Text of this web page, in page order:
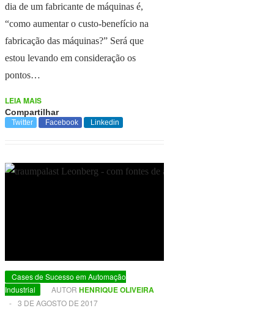
dia de um fabricante de máquinas é,
“como aumentar o custo-benefício na
fabricação das máquinas?” Será que
estou levando em consideração os
pontos…
LEIA MAIS
Compartilhar
Twitter Facebook Linkedin
Cases de Sucesso em Automação
Industrial
AUTOR HENRIQUE OLIVEIRA
- 3 DE AGOSTO DE 2017